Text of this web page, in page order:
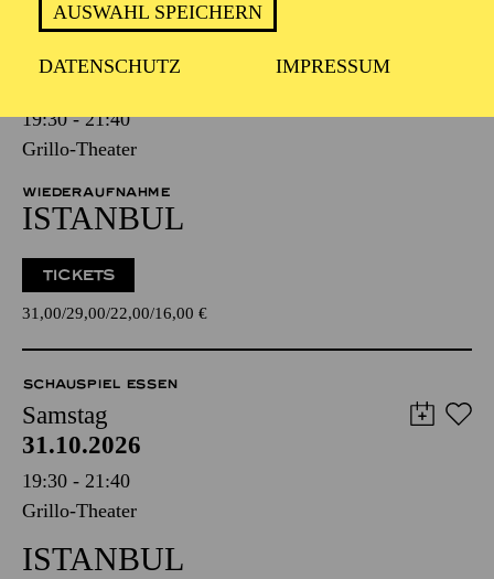
AUSWAHL SPEICHERN
DATENSCHUTZ IMPRESSUM
SCHAUSPIEL ESSEN
Samstag
19:30 - 21:40
Grillo-Theater
WIEDERAUFNAHME
ISTANBUL
TICKETS
31,00 29,00 22,00 16,00 €
SCHAUSPIEL ESSEN
Samstag
31.10.2026
19:30 - 21:40
Grillo-Theater
ISTANBUL